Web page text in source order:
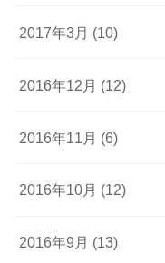
2017年3月 (10)
2016年12月 (12)
2016年11月 (6)
2016年10月 (12)
2016年9月 (13)